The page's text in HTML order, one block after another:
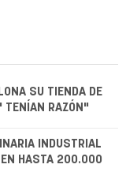
SU TIENDA DE
TENÍAN RAZÓN"
INDUSTRIAL
EN HASTA 200.000